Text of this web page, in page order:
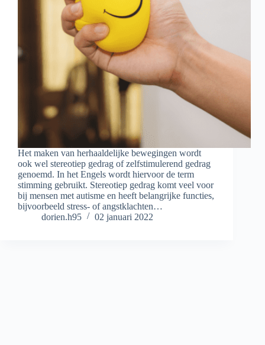
Het maken van herhaaldelijke bewegingen wordt
ook wel stereotiep gedrag of zelfstimulerend gedrag
genoemd. In het Engels wordt hiervoor de term
stimming gebruikt. Stereotiep gedrag komt veel voor
bij mensen met autisme en heeft belangrijke functies,
bijvoorbeeld stress- of angstklachten…
dorien.h95
02 januari 2022